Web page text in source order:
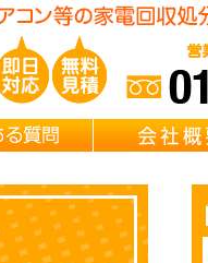
・引越し片付け・遺品
よくある質問